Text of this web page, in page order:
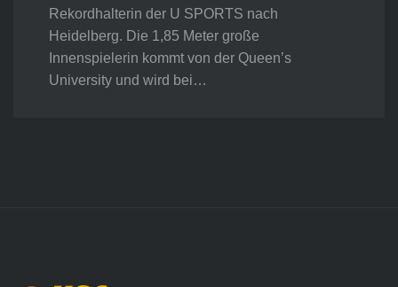
Rekordhalterin der U SPORTS nach
Heidelberg. Die 1,85 Meter große
Innenspielerin kommt von der Queen’s
University und wird bei…